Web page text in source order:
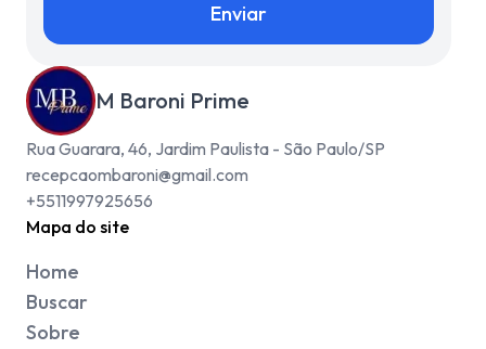
Enviar
M Baroni Prime
Rua Guarara, 46, Jardim Paulista - São Paulo/SP
recepcaombaroni@gmail.com
+5511997925656
Mapa do site
Home
Buscar
Sobre